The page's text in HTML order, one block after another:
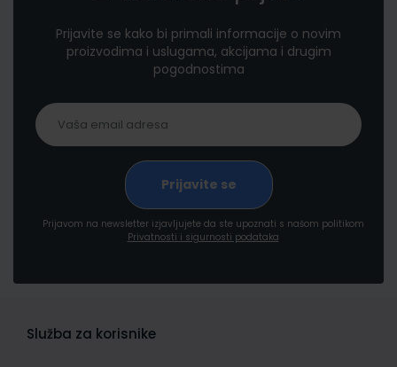
Prijavite se kako bi primali informacije o novim
proizvodima i uslugama, akcijama i drugim
pogodnostima
Prijavom na newsletter izjavljujete da ste upoznati s našom politikom
Privatnosti i sigurnosti podataka
Služba za korisnike